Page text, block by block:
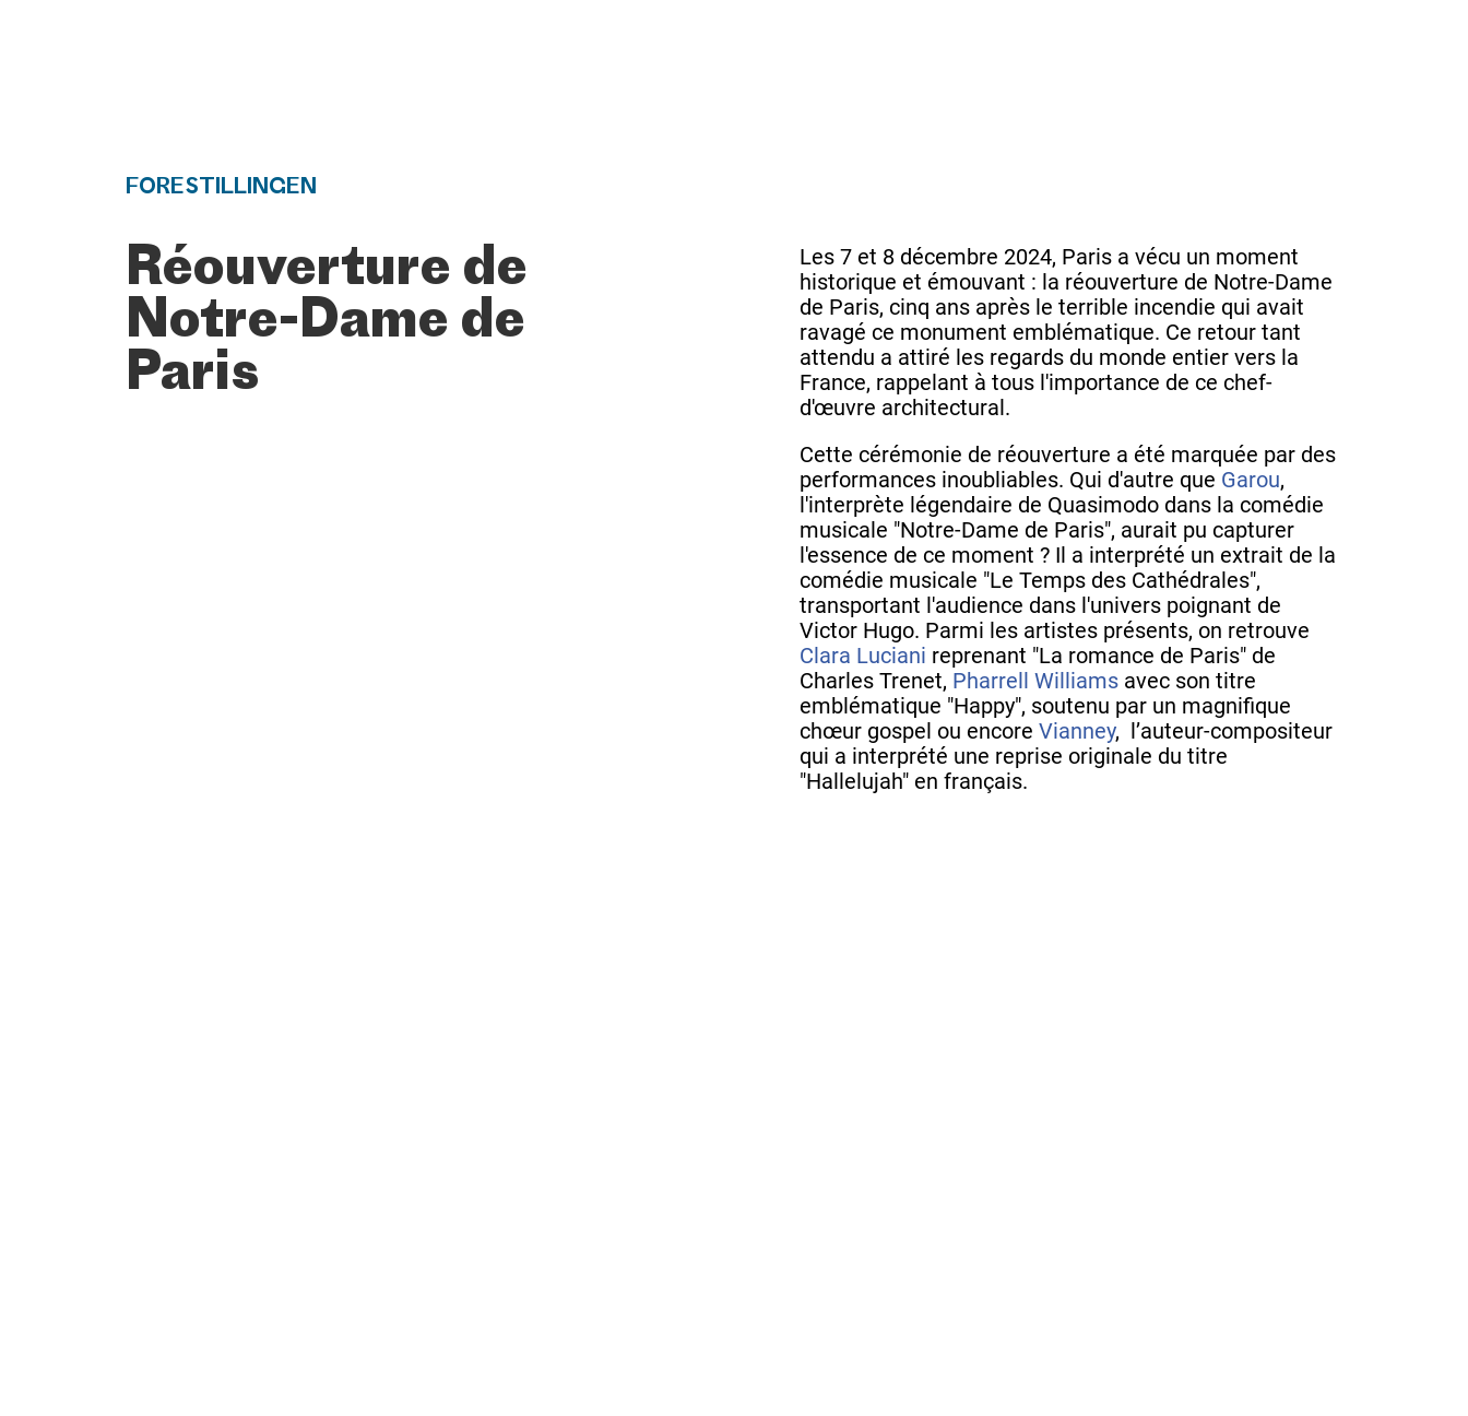
FORESTILLINGEN
Réouverture de
Notre-Dame de
Paris
Les 7 et 8 décembre 2024, Paris a vécu un moment
historique et émouvant : la réouverture de Notre-Dame
de Paris, cinq ans après le terrible incendie qui avait
ravagé ce monument emblématique. Ce retour tant
attendu a attiré les regards du monde entier vers la
France, rappelant à tous l'importance de ce chef-
d'œuvre architectural.
Cette cérémonie de réouverture a été marquée par des
performances inoubliables. Qui d'autre que Garou,
l'interprète légendaire de Quasimodo dans la comédie
musicale "Notre-Dame de Paris", aurait pu capturer
l'essence de ce moment ? Il a interprété un extrait de la
comédie musicale "Le Temps des Cathédrales",
transportant l'audience dans l'univers poignant de
Victor Hugo. Parmi les artistes présents, on retrouve
Clara Luciani reprenant "La romance de Paris" de
Charles Trenet, Pharrell Williams avec son titre
emblématique "Happy", soutenu par un magnifique
chœur gospel ou encore Vianney, l’auteur-compositeur
qui a interprété une reprise originale du titre
"Hallelujah" en français.